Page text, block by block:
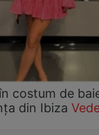
costum de
din Ibiza